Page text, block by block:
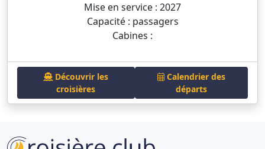
Mise en service : 2027
Capacité : passagers
Cabines :
Découvrir les
croisières
Calendrier des
départs